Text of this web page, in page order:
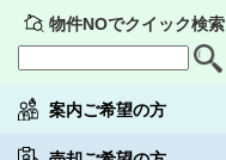
物件NOでクイック検索
案内ご希望の方